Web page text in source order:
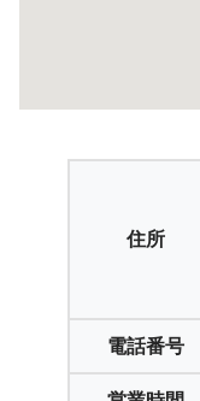
住所
電話番号